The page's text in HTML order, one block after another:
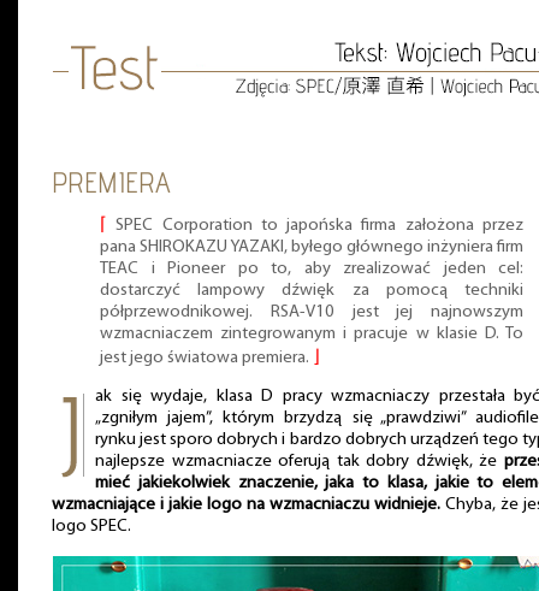
PREMIERA
⌈SPEC Corporation to japońska firma założona przez
pana SHIROKAZU YAZAKI, byłego głównego inżyniera firm
TEAC i Pioneer po to, aby zrealizować jeden cel:
dostarczyć lampowy dźwięk za pomocą techniki
półprzewodnikowej. RSA-V10 jest jej najnowszym
wzmacniaczem zintegrowanym i pracuje w klasie D. To
jest jego światowa premiera.
ak się wydaje, klasa D pracy wzmacniaczy przestała
„zgniłym jajem”, którym brzydzą się „prawdziwi”
rynku jest sporo dobrych i bardzo dobrych urządzeń tego
najlepsze wzmacniacze oferują tak dobry dźwięk, że
mieć jakiekolwiek znaczenie, jaka to klasa, jakie to
wzmacniające i jakie logo na wzmacniaczu widnieje. Chyba, że
logo SPEC.